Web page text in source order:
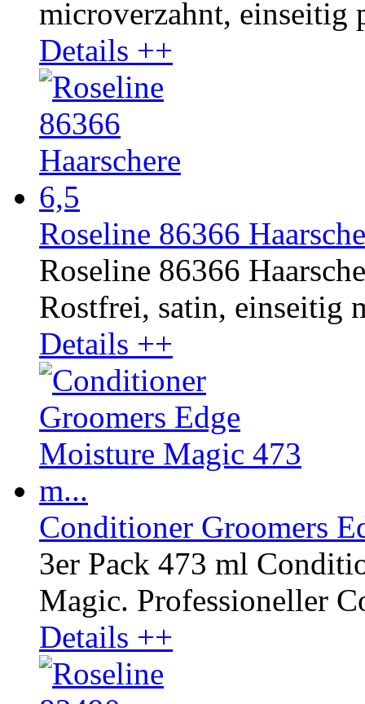
microverzahnt, einseitig
Details ++
Roseline 86366
Roseline 86366
Rostfrei, satin, einseitig
Details ++
Conditioner Groomers
3er Pack 473 ml
Magic. Professioneller
Details ++